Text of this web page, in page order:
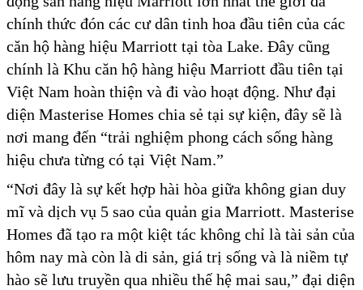
chính thức đón các cư dân tinh hoa đầu tiên của các
căn hộ hàng hiệu Marriott tại tòa Lake. Đây cũng
chính là Khu căn hộ hàng hiệu Marriott đầu tiên tại
Việt Nam hoàn thiện và đi vào hoạt động. Như đại
diện Masterise Homes chia sẻ tại sự kiện, đây sẽ là
nơi mang đến “trải nghiệm phong cách sống hàng
hiệu chưa từng có tại Việt Nam.”
“Nơi đây là sự kết hợp hài hòa giữa không gian duy
mĩ và dịch vụ 5 sao của quản gia Marriott. Masterise
Homes đã tạo ra một kiệt tác không chỉ là tài sản của
hôm nay mà còn là di sản, giá trị sống và là niềm tự
hào sẽ lưu truyền qua nhiều thế hệ mai sau,” đại diện